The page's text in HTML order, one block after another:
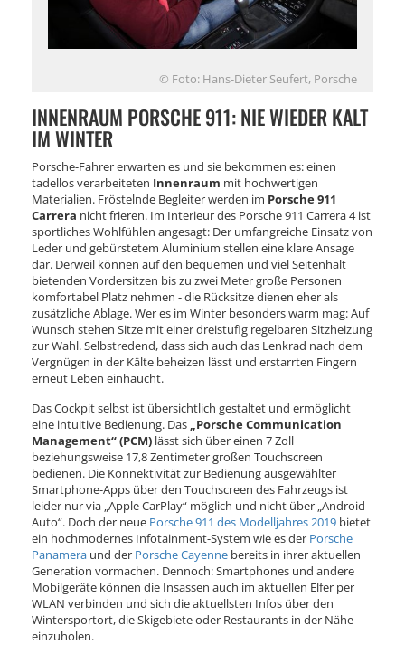
© Foto: Hans-Dieter Seufert, Porsche
INNENRAUM PORSCHE 911: NIE WIEDER KALT
IM WINTER
Porsche-Fahrer erwarten es und sie bekommen es: einen
tadellos verarbeiteten Innenraum mit hochwertigen
Materialien. Fröstelnde Begleiter werden im Porsche 911
Carrera nicht frieren. Im Interieur des Porsche 911 Carrera 4 ist
sportliches Wohlfühlen angesagt: Der umfangreiche Einsatz von
Leder und gebürstetem Aluminium stellen eine klare Ansage
dar. Derweil können auf den bequemen und viel Seitenhalt
bietenden Vordersitzen bis zu zwei Meter große Personen
komfortabel Platz nehmen - die Rücksitze dienen eher als
zusätzliche Ablage. Wer es im Winter besonders warm mag: Auf
Wunsch stehen Sitze mit einer dreistufig regelbaren Sitzheizung
zur Wahl. Selbstredend, dass sich auch das Lenkrad nach dem
Vergnügen in der Kälte beheizen lässt und erstarrten Fingern
erneut Leben einhaucht.
Das Cockpit selbst ist übersichtlich gestaltet und ermöglicht
eine intuitive Bedienung. Das „Porsche Communication
Management“ (PCM) lässt sich über einen 7 Zoll
beziehungsweise 17,8 Zentimeter großen Touchscreen
bedienen. Die Konnektivität zur Bedienung ausgewählter
Smartphone-Apps über den Touchscreen des Fahrzeugs ist
leider nur via „Apple CarPlay“ möglich und nicht über „Android
Auto“. Doch der neue Porsche 911 des Modelljahres 2019 bietet
ein hochmodernes Infotainment-System wie es der Porsche
Panamera und der Porsche Cayenne bereits in ihrer aktuellen
Generation vormachen. Dennoch: Smartphones und andere
Mobilgeräte können die Insassen auch im aktuellen Elfer per
WLAN verbinden und sich die aktuellsten Infos über den
Wintersportort, die Skigebiete oder Restaurants in der Nähe
einzuholen.